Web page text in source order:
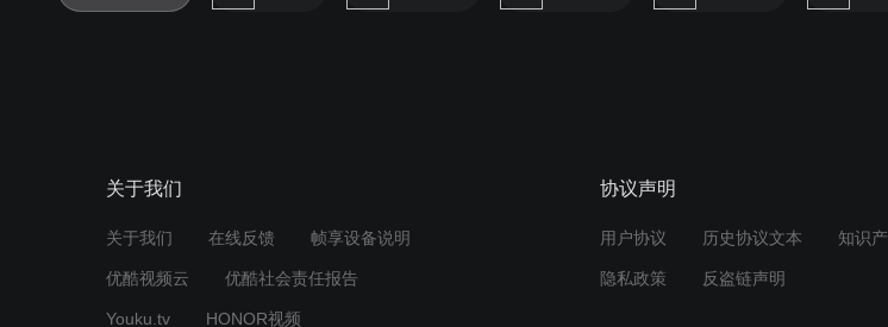
关于我们
关于我们 在线反馈 帧享设备说明
优酷视频云 优酷社会责任报告
Youku.tv HONOR视频
协议声明
用户协议 历史协议文本 知识
隐私政策 反盗链声明